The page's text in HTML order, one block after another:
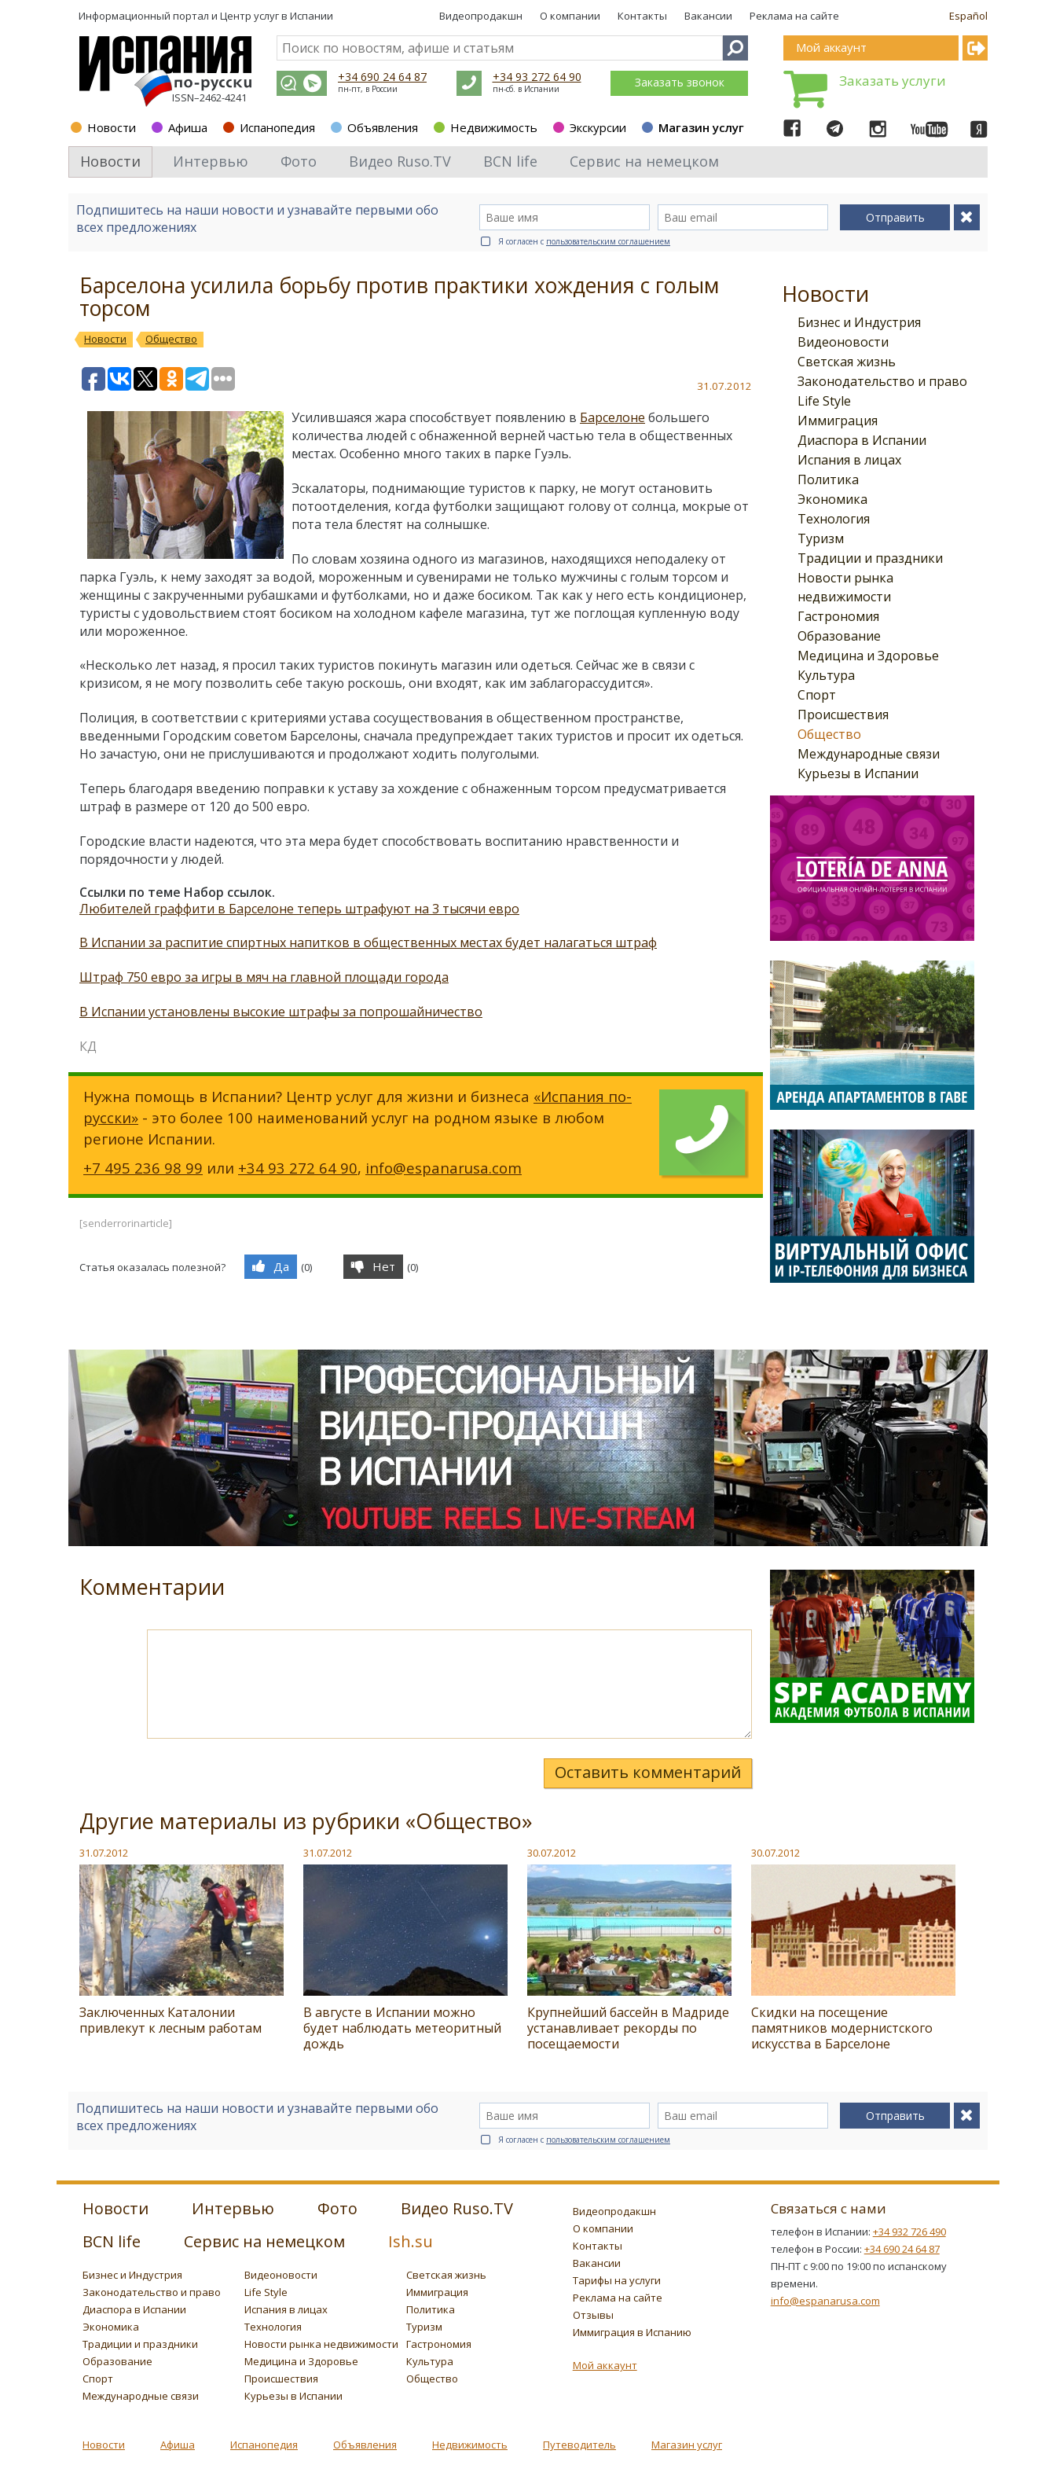
Информационный портал и Центр услуг в Испании Español
Видеопродакшн О компании Контакты Вакансии Реклама на сайте
ISSN–2462-4241
+34 690 24 64 87
пн-пт, в России
+34 93 272 64 90
пн-сб. в Испании Заказать звонок
Новости Афиша Испанопедия Объявления Недвижимость Экскурсии Магазин услуг
Мой аккаунт
Заказать услуги
Новости Интервью Фото Видео Ruso.TV BCN life Сервис на немецком
Подпишитесь на наши новости и узнавайте первыми обо
всех предложениях
Отправить
Я согласен с пользовательским соглашением
Новости
Бизнес и Индустрия
Видеоновости
Светская жизнь
Законодательство и право
Life Style
Иммиграция
Диаспора в Испании
Испания в лицах
Политика
Экономика
Технология
Туризм
Традиции и праздники
Новости рынка
недвижимости
Гастрономия
Образование
Медицина и Здоровье
Культура
Спорт
Происшествия
Общество
Международные связи
Курьезы в Испании
Барселона усилила борьбу против практики хождения с голым
торсом
Новости Общество
31.07.2012
Усилившаяся жара способствует появлению в Барселоне большего
количества людей с обнаженной верней частью тела в общественных
местах. Особенно много таких в парке Гуэль.
Эскалаторы, поднимающие туристов к парку, не могут остановить
потоотделения, когда футболки защищают голову от солнца, мокрые от
пота тела блестят на солнышке.
По словам хозяина одного из магазинов, находящихся неподалеку от
парка Гуэль, к нему заходят за водой, мороженным и сувенирами не только мужчины с голым торсом и
женщины с закрученными рубашками и футболками, но и даже босиком. Так как у него есть кондиционер,
туристы с удовольствием стоят босиком на холодном кафеле магазина, тут же поглощая купленную воду
или мороженное.
«Несколько лет назад, я просил таких туристов покинуть магазин или одеться. Сейчас же в связи с
кризисом, я не могу позволить себе такую роскошь, они входят, как им заблагорассудится».
Полиция, в соответствии с критериями устава сосуществования в общественном пространстве,
введенными Городским советом Барселоны, сначала предупреждает таких туристов и просит их одеться.
Но зачастую, они не прислушиваются и продолжают ходить полуголыми.
Теперь благодаря введению поправки к уставу за хождение с обнаженным торсом предусматривается
штраф в размере от 120 до 500 евро.
Городские власти надеются, что эта мера будет способствовать воспитанию нравственности и
порядочности у людей.
Ссылки по теме Набор ссылок.
Любителей граффити в Барселоне теперь штрафуют на 3 тысячи евро
В Испании за распитие спиртных напитков в общественных местах будет налагаться штраф
Штраф 750 евро за игры в мяч на главной площади города
В Испании установлены высокие штрафы за попрошайничество
КД
Нужна помощь в Испании? Центр услуг для жизни и бизнеса «Испания по-
русски» - это более 100 наименований услуг на родном языке в любом
регионе Испании.
+7 495 236 98 99 или +34 93 272 64 90, info@espanarusa.com
[senderrorinarticle]
Статья оказалась полезной? Да (0) Нет (0)
Комментарии
Оставить комментарий
Другие материалы из рубрики «Общество»
31.07.2012
Заключенных Каталонии
привлекут к лесным работам
31.07.2012
В августе в Испании можно
будет наблюдать метеоритный
дождь
30.07.2012
Крупнейший бассейн в Мадриде
устанавливает рекорды по
посещаемости
30.07.2012
Скидки на посещение
памятников модернистского
искусства в Барселоне
Подпишитесь на наши новости и узнавайте первыми обо
всех предложениях
Отправить
Я согласен с пользовательским соглашением
Новости Интервью Фото
Видео Ruso.TV
BCN life
Сервис на немецком Ish.su
Бизнес и Индустрия Видеоновости
Светская жизнь
Законодательство и право
Life Style
Иммиграция
Диаспора в Испании
Испания в лицах
Политика
Экономика
Технология
Туризм
Традиции и праздники
Новости рынка недвижимости
Гастрономия
Образование
Медицина и Здоровье
Культура
Спорт
Происшествия
Общество
Международные связи
Курьезы в Испании
Видеопродакшн
О компании
Контакты
Вакансии
Тарифы на услуги
Реклама на сайте
Отзывы
Иммиграция в Испанию
Мой аккаунт
Связаться с нами
телефон в Испании: +34 932 726 490
телефон в России: +34 690 24 64 87
ПН-ПТ с 9:00 по 19:00 по испанскому
времени.
info@espanarusa.com
Новости Афиша Испанопедия Объявления Недвижимость Путеводитель Магазин услуг